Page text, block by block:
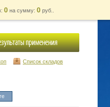
0 на сумму: 0 руб..
Список складов